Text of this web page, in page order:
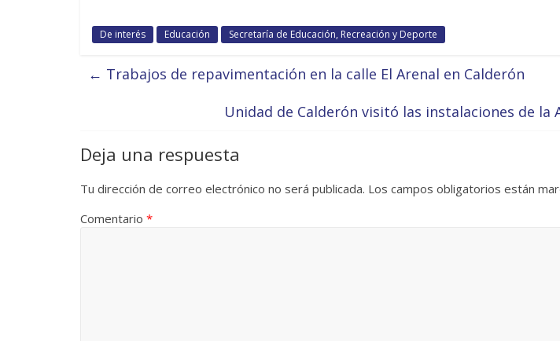
De interés Educación Secretaría de Educación, Recreación y Deporte
← Trabajos de repavimentación en la calle El Arenal en Calderón
Unidad de Calderón visitó las instalaciones de la
Deja una respuesta
Tu dirección de correo electrónico no será publicada. Los campos obligatorios están
Comentario *